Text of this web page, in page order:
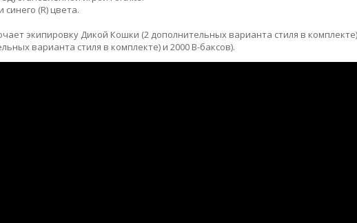
(R) цвета.
экипировку Дикой Кошки (2 дополнительных варианта стиля в комплекте),
варианта стиля в комплекте) и 2000 В-баксов).